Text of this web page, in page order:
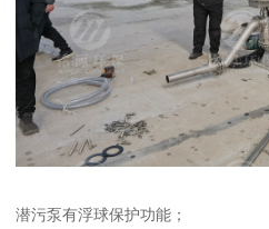
潜污泵有浮球保护功能；